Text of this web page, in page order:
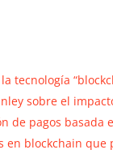
tecnología
sobre el
de pagos basada
en blockchain